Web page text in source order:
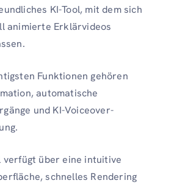
KI-Tool, mit dem sich
animierte Erklärvideos
Funktionen gehören
automatische
und KI-Voiceover-
verfügt über eine intuitive
schnelles Rendering